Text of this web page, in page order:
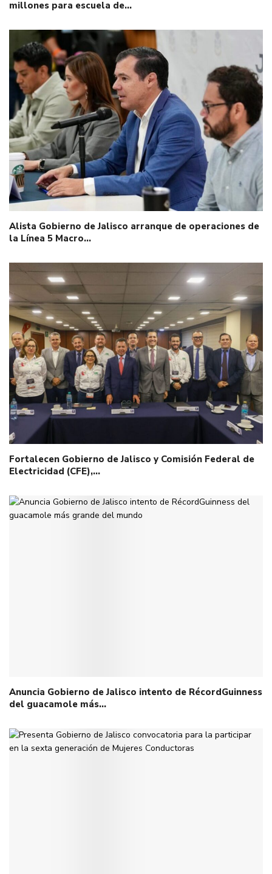
millones para escuela de…
Alista Gobierno de Jalisco arranque de operaciones de
la Línea 5 Macro…
Fortalecen Gobierno de Jalisco y Comisión Federal de
Electricidad (CFE),…
Anuncia Gobierno de Jalisco intento de RécordGuinness
del guacamole más…